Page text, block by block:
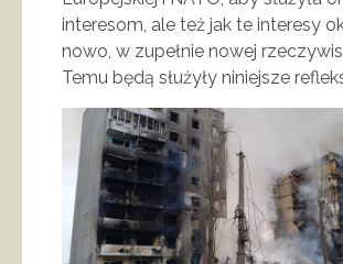
interesom, ale też jak te interesy
nowo, w zupełnie nowej
Temu będą służyły niniejsze